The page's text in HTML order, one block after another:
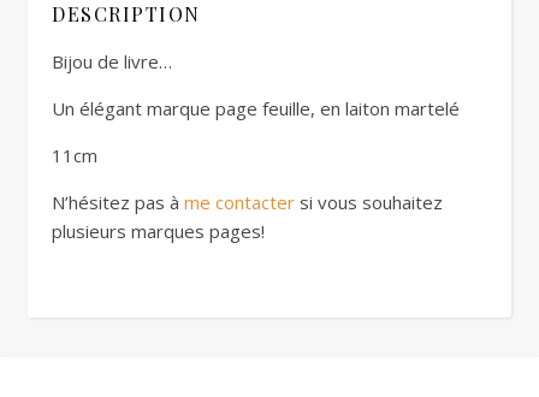
DESCRIPTION
Bijou de livre…
Un élégant marque page feuille, en laiton martelé
11cm
N’hésitez pas à me contacter si vous souhaitez
plusieurs marques pages!